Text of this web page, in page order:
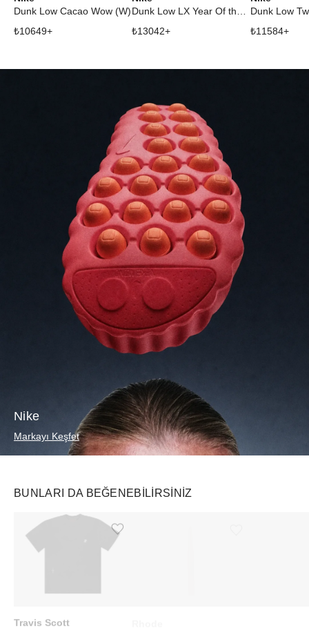
Dunk Low Cacao Wow (W)
₺10649+ ₺13042+ ₺11584+
Nike
Markayı Keşfet
BUNLARI DA BEĞENEBILIRSINIZ
Travis Scott
Ürünü istek listesine ekle veya listeden çıkar